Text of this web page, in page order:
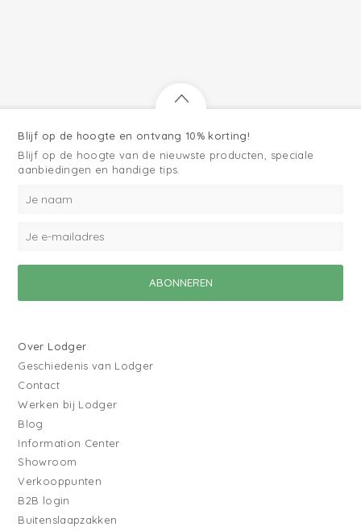
Blijf op de hoogte en ontvang 10% korting!
Blijf op de hoogte van de nieuwste producten, speciale
aanbiedingen en handige tips.
Over Lodger
Geschiedenis van Lodger
Contact
Werken bij Lodger
Blog
Information Center
Showroom
Verkooppunten
B2B login
Buitenslaapzakken